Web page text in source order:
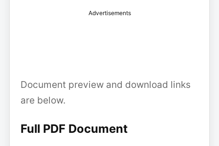
Advertisements
Document preview and download links
are below.
Full PDF Document